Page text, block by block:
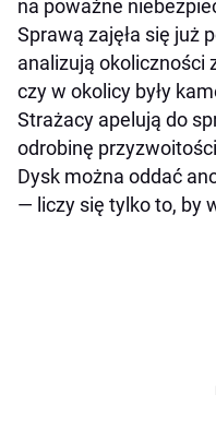
na poważne
Sprawą zajęła się już
analizują okoliczności
czy w okolicy były
Strażacy apelują do
odrobinę
Dysk można oddać
— liczy się tylko to, by